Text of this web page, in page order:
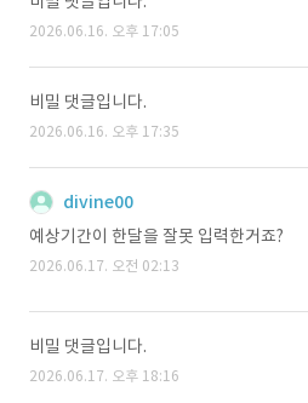
2026.06.16. 오후 17:05
비밀 댓글입니다.
2026.06.16. 오후 17:35
divine00
예상기간이 한달을 잘못 입력한거죠?
2026.06.17. 오전 02:13
비밀 댓글입니다.
2026.06.17. 오후 18:16